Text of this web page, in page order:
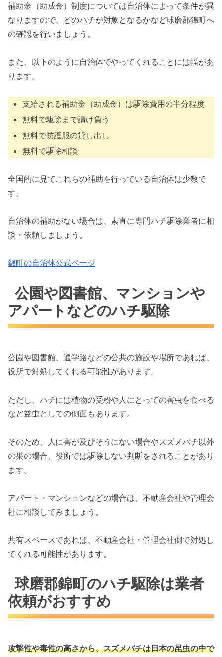
補助金（助成金）制度については自治体によって条件が異
なりますので、どのハチが対象となるかなど球磨郡錦町へ
の確認を行いましょう。
また、以下のように自治体でやってくれることには幅があ
ります。
支給される補助金（助成金）は駆除費用の半分程度
無料で駆除まで請け負う
無料で防護服の貸し出し
無料で駆除相談
全国的に見てこれらの補助を行っている自治体は少数で
す。
自治体の補助がない場合は、素直に専門ハチ駆除業者に相
談・依頼しましょう。
錦町の自治体公式ページ
公園や図書館、マンションや
アパートなどのハチ駆除
公園や図書館、通学路などの公共の施設や場所であれば、
役所で対処してくれる可能性があります。
ただし、ハチには植物の受粉や人にとっての害虫を食べる
など益虫としての側面もあります。
そのため、人に害が及びそうにない場合やスズメバチ以外
の巣の場合、役所では駆除しない判断をされることがあり
ます。
アパート・マンションなどの場合は、不動産会社や管理会
社に相談してみましょう。
共有スペースであれば、不動産会社・管理会社側で対処し
てくれる可能性があります。
球磨郡錦町のハチ駆除は業者
依頼がおすすめ
攻撃性や毒性の高さから、スズメバチは日本の昆虫の中で